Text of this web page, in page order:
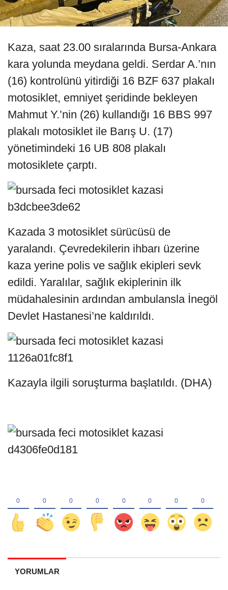
Kaza, saat 23.00 sıralarında Bursa-Ankara
kara yolunda meydana geldi. Serdar A.’nın
(16) kontrolünü yitirdiği 16 BZF 637 plakalı
motosiklet, emniyet şeridinde bekleyen
Mahmut Y.’nin (26) kullandığı 16 BBS 997
plakalı motosiklet ile Barış U. (17)
yönetimindeki 16 UB 808 plakalı
motosiklete çarptı.
Kazada 3 motosiklet sürücüsü de
yaralandı. Çevredekilerin ihbarı üzerine
kaza yerine polis ve sağlık ekipleri sevk
edildi. Yaralılar, sağlık ekiplerinin ilk
müdahalesinin ardından ambulansla İnegöl
Devlet Hastanesi’ne kaldırıldı.
Kazayla ilgili soruşturma başlatıldı. (DHA)
YORUMLAR